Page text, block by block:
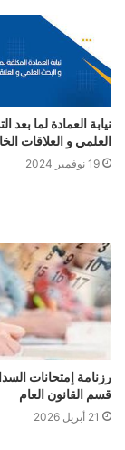
نيابة العمادة لما بعد
العلمي و العلاقات
19 نوفمبر 2024
رزنامة إمتحانات
قسم القانون العام
21 أبريل 2026